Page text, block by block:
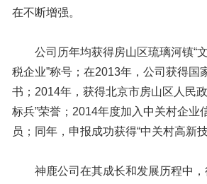
在不断增强。
公司历年均获得房山区琉璃河镇“文
税企业”称号；在2013年，公司获得国
书；2014年，获得北京市房山区人民
标兵”荣誉；2014年度加入中关村企业
员；同年，申报成功获得“中关村高新技
神鹿公司在其成长和发展历程中，